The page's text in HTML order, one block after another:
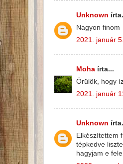
Unknown
Nagyon finom
2021. január
Moha írta...
Örülök, hogy
2021. január
Unknown
Elkészítettem
tépkedve
hagyjam e